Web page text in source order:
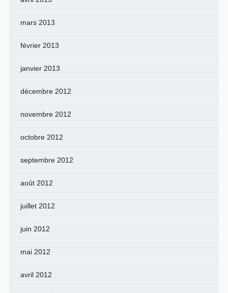
mars 2013
février 2013
janvier 2013
décembre 2012
novembre 2012
octobre 2012
septembre 2012
août 2012
juillet 2012
juin 2012
mai 2012
avril 2012